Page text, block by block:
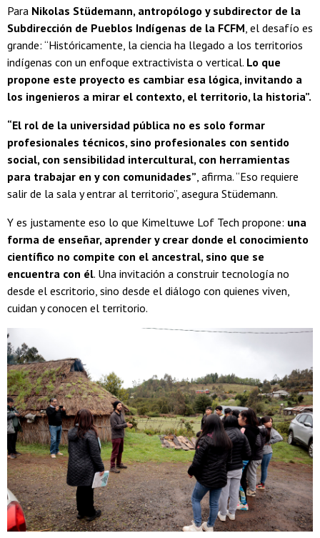
Para Nikolas Stüdemann, antropólogo y subdirector de la
Subdirección de Pueblos Indígenas de la FCFM, el desafío es
grande: “Históricamente, la ciencia ha llegado a los territorios
indígenas con un enfoque extractivista o vertical. Lo que
propone este proyecto es cambiar esa lógica, invitando a
los ingenieros a mirar el contexto, el territorio, la historia”.
“El rol de la universidad pública no es solo formar
profesionales técnicos, sino profesionales con sentido
social, con sensibilidad intercultural, con herramientas
para trabajar en y con comunidades”, afirma. “Eso requiere
salir de la sala y entrar al territorio”, asegura Stüdemann.
Y es justamente eso lo que Kimeltuwe Lof Tech propone: una
forma de enseñar, aprender y crear donde el conocimiento
científico no compite con el ancestral, sino que se
encuentra con él. Una invitación a construir tecnología no
desde el escritorio, sino desde el diálogo con quienes viven,
cuidan y conocen el territorio.